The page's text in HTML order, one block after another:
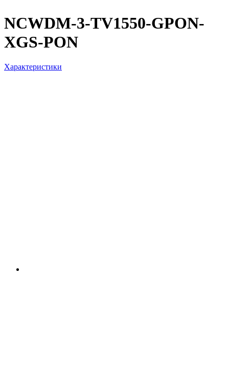
NCWDM-3-TV1550-GPON-
XGS-PON
Характеристики